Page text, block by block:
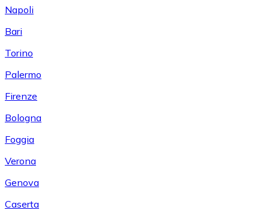
Napoli
Bari
Torino
Palermo
Firenze
Bologna
Foggia
Verona
Genova
Caserta